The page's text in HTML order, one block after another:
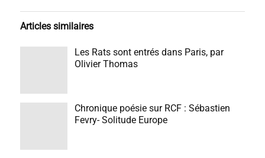
Articles similaires
Les Rats sont entrés dans Paris, par
Olivier Thomas
Chronique poésie sur RCF : Sébastien
Fevry- Solitude Europe